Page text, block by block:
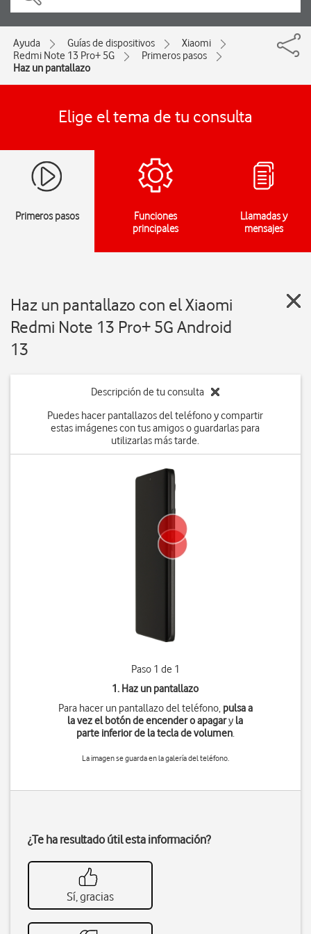
Ayuda Guías de dispositivos
Xiaomi
Redmi Note 13 Pro+ 5G
Primeros pasos
Haz un pantallazo
Elige el tema de tu consulta
Primeros pasos
Funciones
principales
Llamadas y
mensajes
Haz un pantallazo con el Xiaomi
Redmi Note 13 Pro+ 5G Android
13
Descripción de tu consulta
Puedes hacer pantallazos del teléfono y compartir
estas imágenes con tus amigos o guardarlas para
utilizarlas más tarde.
Paso 1 de 1
1. Haz un pantallazo
Para hacer un pantallazo del teléfono, pulsa a
la vezel botón de encender o apagary la
parte inferior de la tecla de volumen.
La imagen se guarda en la galería del teléfono.
¿Te ha resultado útil esta información?
Sí, gracias